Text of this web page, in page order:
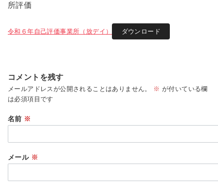
所評価
令和６年自己評価事業所（放デイ） ダウンロード
コメントを残す
メールアドレスが公開されることはありません。 ※ が付いている欄
は必須項目です
名前 ※
メール ※